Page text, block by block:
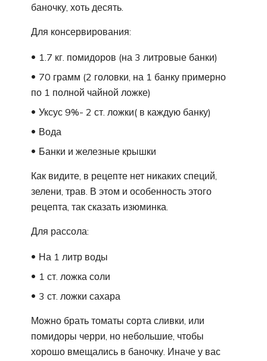
баночку, хоть десять.
Для консервирования:
1.7 кг. помидоров (на 3 литровые банки)
70 грамм (2 головки, на 1 банку примерно
по 1 полной чайной ложке)
Уксус 9%- 2 ст. ложки( в каждую банку)
Вода
Банки и железные крышки
Как видите, в рецепте нет никаких специй,
зелени, трав. В этом и особенность этого
рецепта, так сказать изюминка.
Для рассола:
На 1 литр воды
1 ст. ложка соли
3 ст. ложки сахара
Можно брать томаты сорта сливки, или
помидоры черри, но небольшие, чтобы
хорошо вмещались в баночку. Иначе у вас